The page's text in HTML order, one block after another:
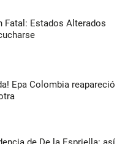
Fatal: Estados Alterados
Epa Colombia reapareció